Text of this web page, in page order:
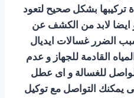
تركيبها بشكل صحيح لتعود
ايضا لابد من الكشف عن
الضرر غسالات ايديال
القادمة للجهاز و عدم
للغسالة و اى عطل
يمكنك التواصل مع توكيل